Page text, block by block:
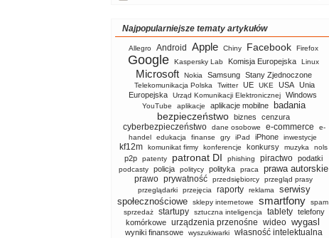
Najpopularniejsze tematy artykułów
Allegro Android Apple Chiny Facebook Firefox
Google Kaspersky Lab Komisja Europejska Linux
Microsoft Nokia Samsung Stany Zjednoczone
Telekomunikacja Polska Twitter UE UKE USA
Unia
Europejska
Urząd Komunikacji Elektronicznej Windows
YouTube aplikacje aplikacje mobilne badania
bezpieczeństwo biznes cenzura
cyberbezpieczeństwo dane osobowe e-commerce
e-
handel
edukacja finanse gry iPad iPhone inwestycje
kf12m komunikat firmy konferencje konkursy muzyka nols
p2p patenty patronat DI phishing piractwo podatki
podcasty policja politycy polityka praca prawa autorskie
prawo prywatność przedsiębiorcy
przegląd prasy
przeglądarki
przejęcia raporty reklama
serwisy
społecznościowe
sklepy internetowe smartfony
spam
sprzedaż
startupy sztuczna inteligencja tablety telefony
komórkowe urządzenia przenośne wideo wygasl
wyniki finansowe wyszukiwarki własność intelektualna